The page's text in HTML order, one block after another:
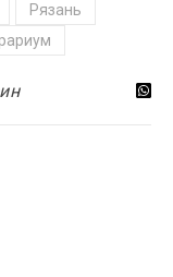
Рязань